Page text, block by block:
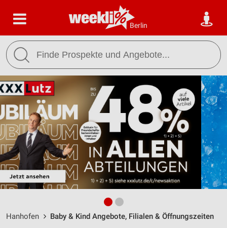
Berlin
Hanhofen Baby & Kind Angebote, Filialen & Öffnungszeiten